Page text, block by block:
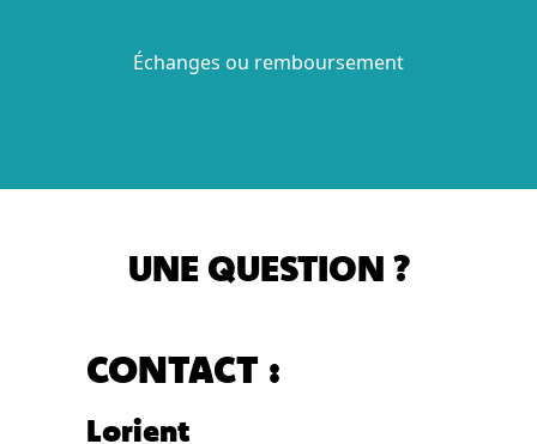
Échanges ou remboursement
UNE QUESTION ?
CONTACT :
Lorient